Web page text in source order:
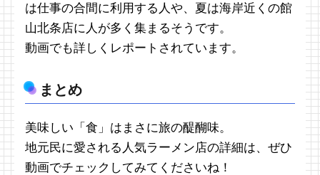
は仕事の合間に利用する人や、夏は海岸近くの館
山北条店に人が多く集まるそうです。
動画でも詳しくレポートされています。
まとめ
美味しい「食」はまさに旅の醍醐味。
地元民に愛される人気ラーメン店の詳細は、ぜひ
動画でチェックしてみてくださいね！